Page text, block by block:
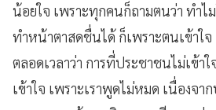
น้อยใจ เพราะทุกคนก็ถามตนว่า ทำไ
ทำหน้าตาสดชื่นได้ ก็เพราะตนเข้าใ
ตลอดเวลาว่า การที่ประชาชนไม่เข้า
เข้าใจ เพราะเราพูดไม่หมด เนื่องจา